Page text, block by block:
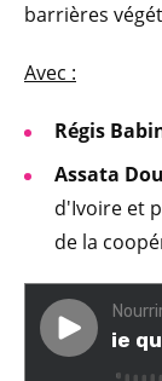
barrières
Avec :
Régis
Assata
d'Ivoire et
de la